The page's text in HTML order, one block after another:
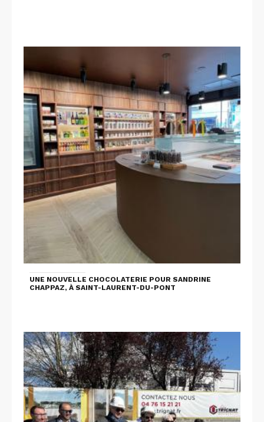
UNE NOUVELLE CHOCOLATERIE POUR SANDRINE
CHAPPAZ, À SAINT-LAURENT-DU-PONT